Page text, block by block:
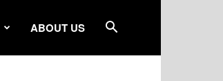
ABOUT US